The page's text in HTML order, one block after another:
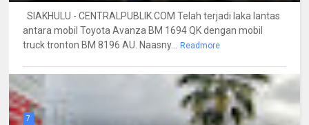
SIAKHULU - CENTRALPUBLIK.COM Telah terjadi laka lantas
antara mobil Toyota Avanza BM 1694 QK dengan mobil
truck tronton BM 8196 AU. Naasny...
Readmore
7